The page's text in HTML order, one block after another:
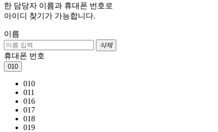
한 담당자 이름과 휴대폰 번호로
아이디 찾기가 가능합니다.
이름
삭제
휴대폰 번호
010
010
011
016
017
018
019